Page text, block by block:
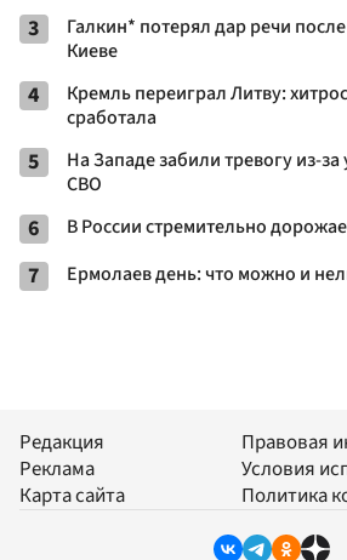
3
Галкин* потерял дар речи
Киеве
4
Кремль переиграл Литву:
сработала
5
На Западе забили тревогу из-
СВО
6 В России стремительно
7 Ермолаев день: что можно и
Редакция
Реклама
Карта сайта
Правовая
Условия
Политика